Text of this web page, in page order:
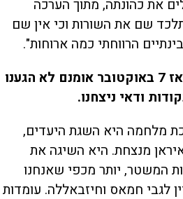
את כהונתה, מתוך הערכה
שם את השורות וכי אין שם
הרווחתי כמה ארוחות".
נראה שבכל החזיתות מאז 7 באוקטובר אומנם לא הגענו
ודאי ניצחנו.
מלחמה היא השגת היעדים,
איראן מנצחת. היא השיגה את
המשטר, יותר מכפי שאנחנו
לגבי חמאס וחיזבאללה. עומדות